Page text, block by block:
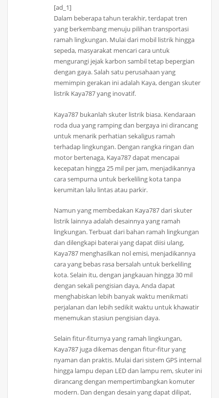
[ad_1]
Dalam beberapa tahun terakhir, terdapat tren
yang berkembang menuju pilihan transportasi
ramah lingkungan. Mulai dari mobil listrik hingga
sepeda, masyarakat mencari cara untuk
mengurangi jejak karbon sambil tetap bepergian
dengan gaya. Salah satu perusahaan yang
memimpin gerakan ini adalah Kaya, dengan skuter
listrik Kaya787 yang inovatif.
Kaya787 bukanlah skuter listrik biasa. Kendaraan
roda dua yang ramping dan bergaya ini dirancang
untuk menarik perhatian sekaligus ramah
terhadap lingkungan. Dengan rangka ringan dan
motor bertenaga, Kaya787 dapat mencapai
kecepatan hingga 25 mil per jam, menjadikannya
cara sempurna untuk berkeliling kota tanpa
kerumitan lalu lintas atau parkir.
Namun yang membedakan Kaya787 dari skuter
listrik lainnya adalah desainnya yang ramah
lingkungan. Terbuat dari bahan ramah lingkungan
dan dilengkapi baterai yang dapat diisi ulang,
Kaya787 menghasilkan nol emisi, menjadikannya
cara yang bebas rasa bersalah untuk berkeliling
kota. Selain itu, dengan jangkauan hingga 30 mil
dengan sekali pengisian daya, Anda dapat
menghabiskan lebih banyak waktu menikmati
perjalanan dan lebih sedikit waktu untuk khawatir
menemukan stasiun pengisian daya.
Selain fitur-fiturnya yang ramah lingkungan,
Kaya787 juga dikemas dengan fitur-fitur yang
nyaman dan praktis. Mulai dari sistem GPS internal
hingga lampu depan LED dan lampu rem, skuter ini
dirancang dengan mempertimbangkan komuter
modern. Dan dengan desain yang dapat dilipat,